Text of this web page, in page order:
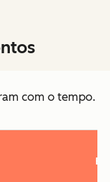
com o tempo.